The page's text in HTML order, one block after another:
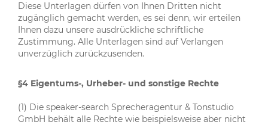
Diese Unterlagen dürfen von Ihnen Dritten nicht
zugänglich gemacht werden, es sei denn, wir erteilen
Ihnen dazu unsere ausdrückliche schriftliche
Zustimmung. Alle Unterlagen sind auf Verlangen
unverzüglich zurückzusenden.
§4 Eigentums-, Urheber- und sonstige Rechte
(1) Die speaker-search Sprecheragentur & Tonstudio
GmbH behält alle Rechte wie beispielsweise aber nicht